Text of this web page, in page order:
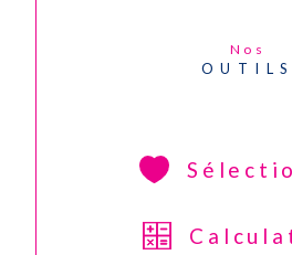
Nos
OUTILS